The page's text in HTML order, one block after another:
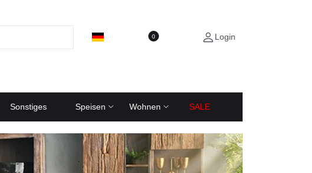
0 Login
Sonstiges Speisen Wohnen SALE